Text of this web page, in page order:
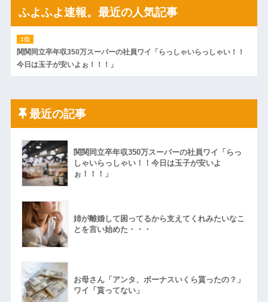
ふよふよ速報。最近の人気記事
関関同立卒年収350万スーパーの社員ワイ「らっしゃいらっしゃい！！
今日は玉子が安いよぉ！！！」
最近の記事
関関同立卒年収350万スーパーの社員ワイ「らっ
しゃいらっしゃい！！今日は玉子が安いよ
ぉ！！！」
姉が離婚して困ってるから支えてくれみたいなこ
とを言い始めた・・・
お母さん「アンタ、ボーナスいくら貰ったの？」
ワイ「貰ってない」